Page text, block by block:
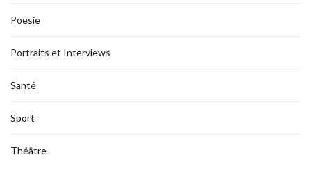
Poesie
Portraits et Interviews
Santé
Sport
Théâtre